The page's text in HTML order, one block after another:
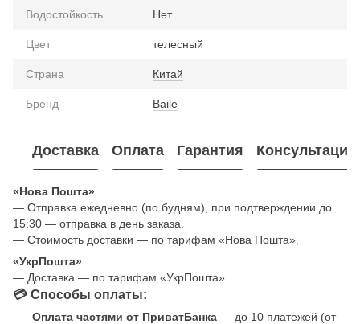
Водостойкость Нет
Цвет телесный
Страна Китай
Бренд Baile
Доставка Оплата Гарантия Консультация
«Нова Пошта»
— Отправка ежедневно (по будням), при подтверждении до
15:30 — отправка в день заказа.
— Стоимость доставки — по тарифам «Нова Пошта».
«УкрПошта»
— Доставка — по тарифам «УкрПошта».
💳 Способы оплаты:
Оплата частями от ПриватБанка — до 10 платежей (от